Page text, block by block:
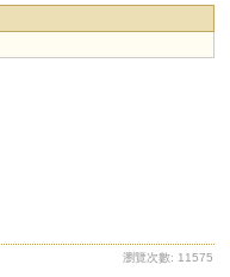
瀏覽次數: 11575